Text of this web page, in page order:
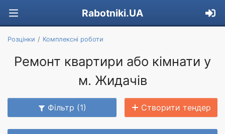
Rabotniki.UA
Розцінки Комплексні роботи
Ремонт квартири або кімнати у
м. Жидачів
Фільтр (1) Створити тендер